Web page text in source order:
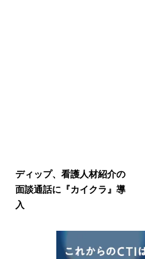
ディップ、看護人材紹介の
面談通話に『カイクラ』導
入